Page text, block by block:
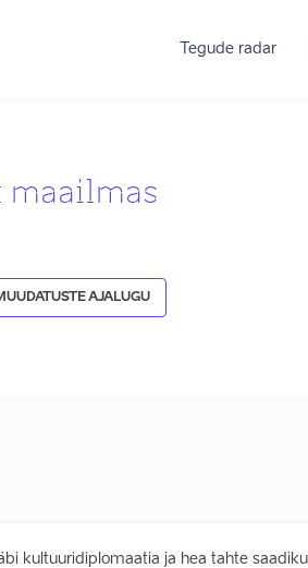
Tegude radar
maailmas
AJALUGU
kultuuridiplomaatia ja hea tahte